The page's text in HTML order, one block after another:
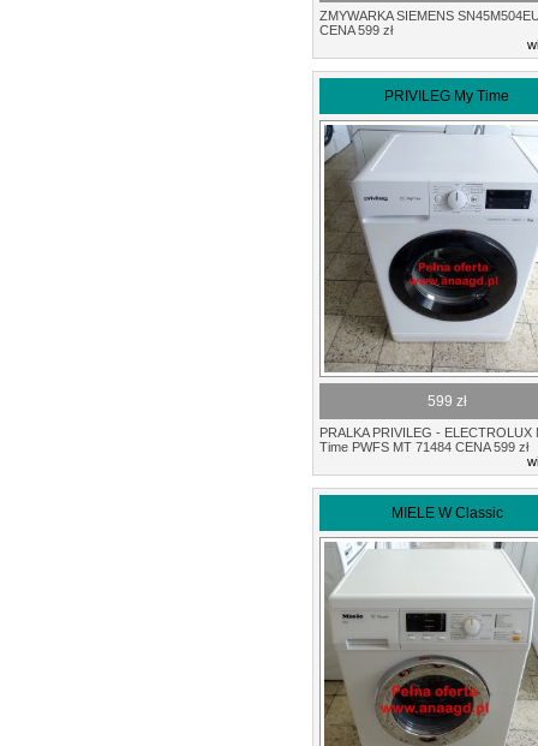
ZMYWARKA SIEMENS
CENA 599 zł
PRIVILEG My Time
599 zł
PRALKA PRIVILEG - ELECTROLUX
Time PWFS MT 71484 CENA 599 zł
MIELE W Classic